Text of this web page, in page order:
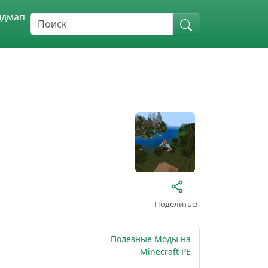
Поделиться
Полезные Моды на
Minecraft PE